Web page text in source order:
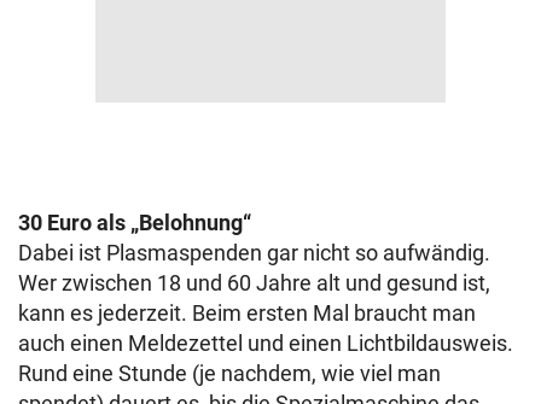
30 Euro als „Belohnung“
Dabei ist Plasmaspenden gar nicht so aufwändig.
Wer zwischen 18 und 60 Jahre alt und gesund ist,
kann es jederzeit. Beim ersten Mal braucht man
auch einen Meldezettel und einen Lichtbildausweis.
Rund eine Stunde (je nachdem, wie viel man